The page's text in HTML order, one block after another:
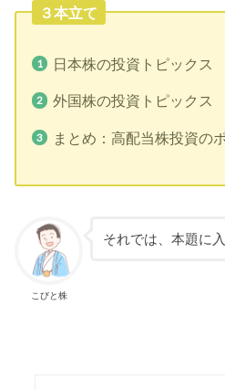
３本立て
日本株の投資トピックス
外国株の投資トピックス
まとめ：高配当株投資の
こびと株
それでは、本題に